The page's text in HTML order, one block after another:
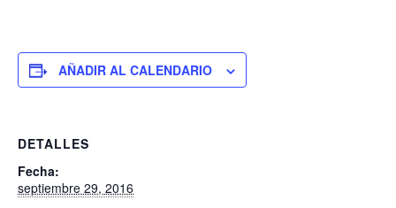
AÑADIR AL CALENDARIO
DETALLES
Fecha:
septiembre 29, 2016